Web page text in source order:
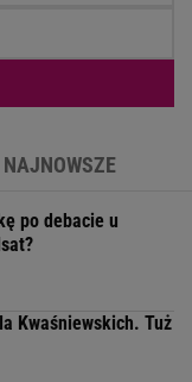
NAJNOWSZE
po debacie u
Kwaśniewskich. Tuż